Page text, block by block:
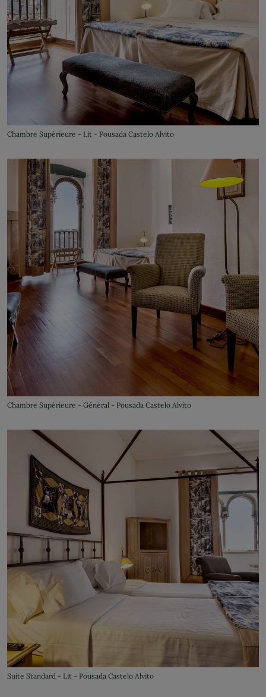
Chambre Supérieure - Lit - Pousada Castelo Alvito
Chambre Supérieure - Général - Pousada Castelo Alvito
Suite Standard - Lit - Pousada Castelo Alvito